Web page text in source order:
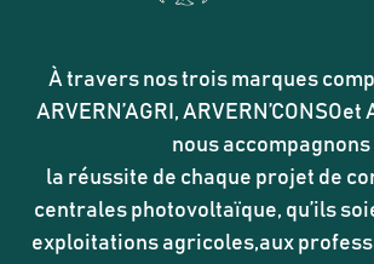
À travers nos trois marques
ARVERN’AGRI, ARVERN’CONSOet
nous accompagnons
la réussite de chaque projet de
centrales photovoltaïque, qu’ils
exploitations agricoles,aux